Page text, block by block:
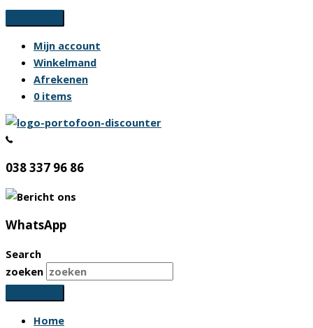
Ga
naar
inhoud
Mijn account
Winkelmand
Afrekenen
0 items
038 337 96 86
WhatsApp
Search
zoeken
Home